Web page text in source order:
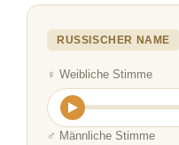
RUSSISCHER NAME
♀ Weibliche Stimme
♂ Männliche Stimme